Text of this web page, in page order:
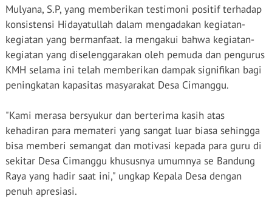
Mulyana, S.P, yang memberikan testimoni positif terhadap
konsistensi Hidayatullah dalam mengadakan kegiatan-
kegiatan yang bermanfaat. Ia mengakui bahwa kegiatan-
kegiatan yang diselenggarakan oleh pemuda dan pengurus
KMH selama ini telah memberikan dampak signifikan bagi
peningkatan kapasitas masyarakat Desa Cimanggu.
"Kami merasa bersyukur dan berterima kasih atas
kehadiran para memateri yang sangat luar biasa sehingga
bisa memberi semangat dan motivasi kepada para guru di
sekitar Desa Cimanggu khususnya umumnya se Bandung
Raya yang hadir saat ini," ungkap Kepala Desa dengan
penuh apresiasi.